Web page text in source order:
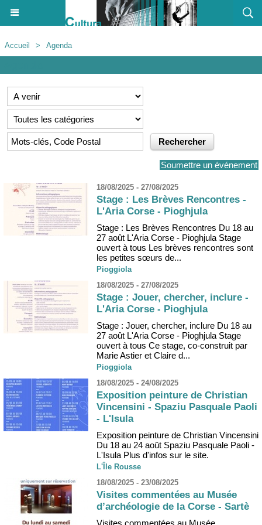
Accueil > Agenda
Soumettre un événement
18/08/2025 - 27/08/2025
Stage : Les Brèves Rencontres -
L'Aria Corse - Pioghjula
Stage : Les Brèves Rencontres Du 18 au
27 août L'Aria Corse - Pioghjula Stage
ouvert à tous Les brèves rencontres sont
les petites sœurs de...
Pioggiola
18/08/2025 - 27/08/2025
Stage : Jouer, chercher, inclure -
L'Aria Corse - Pioghjula
Stage : Jouer, chercher, inclure Du 18 au
27 août L'Aria Corse - Pioghjula Stage
ouvert à tous Ce stage, co-construit par
Marie Astier et Claire d...
Pioggiola
18/08/2025 - 24/08/2025
Exposition peinture de Christian
Vincensini - Spaziu Pasquale Paoli
- L'Isula
Exposition peinture de Christian Vincensini
Du 18 au 24 août Spaziu Pasquale Paoli -
L'Isula Plus d'infos sur le site.
L'Île Rousse
18/08/2025 - 23/08/2025
Visites commentées au Musée
d’archéologie de la Corse - Sartè
Visites commentées au Musée